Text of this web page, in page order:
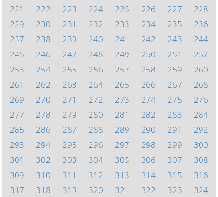
221
222 223 224 225 226 227
228
229
230 231 232 233 234 235
236
237
238 239 240 241 242 243
244
245
246 247 248 249 250 251
252
253
254 255 256 257 258 259
260
261
262 263 264 265 266 267
268
269
270 271 272 273 274 275
276
277
278 279 280 281 282 283
284
285
286 287 288 289 290 291
292
293
294 295 296 297 298 299
300
301
302 303 304 305 306 307
308
309
310 311 312 313 314 315
316
317
318 319 320 321 322 323
324